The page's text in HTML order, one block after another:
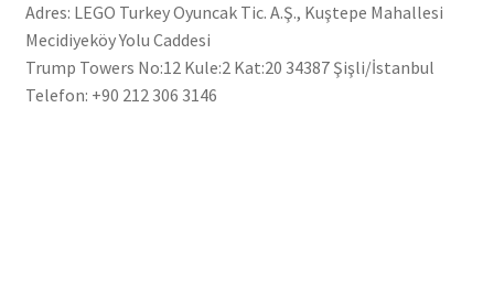
Adres: LEGO Turkey Oyuncak Tic. A.Ş., Kuştepe Mahallesi
Mecidiyeköy Yolu Caddesi
Trump Towers No:12 Kule:2 Kat:20 34387 Şişli/İstanbul
Telefon: +90 212 306 3146